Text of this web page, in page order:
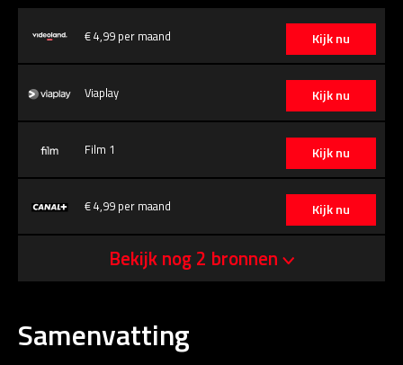
Kijk nu
€ 4,99 per maand
Kijk nu
Viaplay
Kijk nu
Film 1
Kijk nu
€ 4,99 per maand
Bekijk nog 2 bronnen
Samenvatting